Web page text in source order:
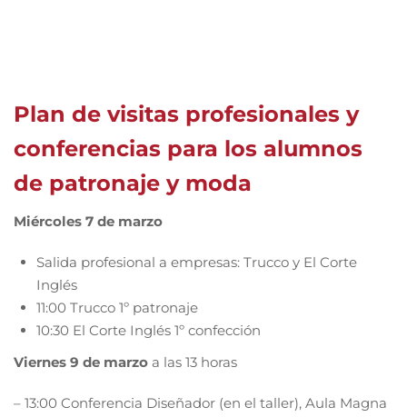
Plan de visitas profesionales y
conferencias para los alumnos
de patronaje y moda
Miércoles 7 de marzo
Salida profesional a empresas: Trucco y El Corte
Inglés
11:00 Trucco 1º patronaje
10:30 El Corte Inglés 1º confección
Viernes 9 de marzo a las 13 horas
– 13:00 Conferencia Diseñador (en el taller), Aula Magna